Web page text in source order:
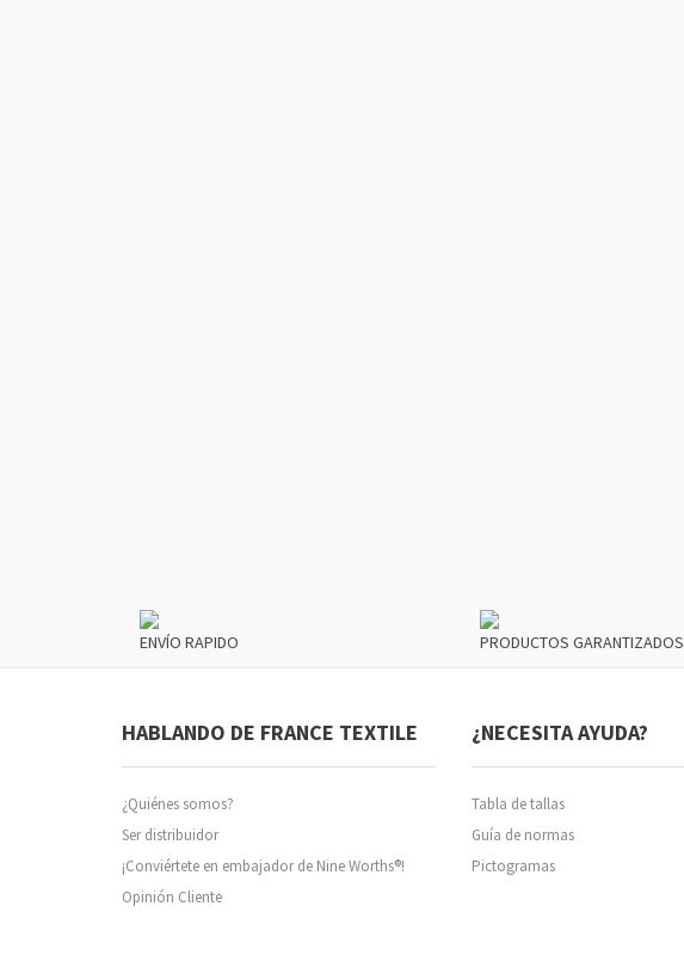
ENVÍO RAPIDO PRODUCTOS GARANTIZADOS
HABLANDO DE FRANCE TEXTILE
¿Quiénes somos?
Ser distribuidor
¡Conviértete en embajador de Nine Worths®!
Opinión Cliente
¿NECESITA AYUDA?
Tabla de tallas
Guía de normas
Pictogramas